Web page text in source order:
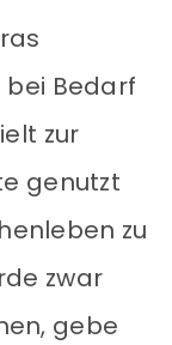
Bedarf
zur
genutzt
zu
zwar
gebe